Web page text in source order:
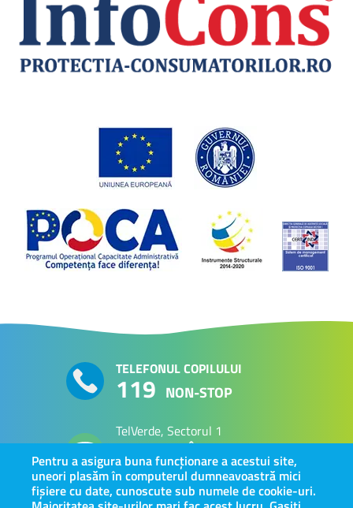
Pentru a asigura buna funcționare a acestui site,
uneori plasăm în computerul dumneavoastră mici
fișiere cu date, cunoscute sub numele de cookie-uri.
TELEFONUL COPILULUI
119 NON-STOP
TelVerde, Sectorul 1
PERSOANE VÂRSTNICE
0800 800 063